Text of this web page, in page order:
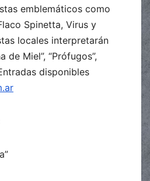
emblemáticos como
Spinetta, Virus y
locales interpretarán
de Miel”, “Prófugos”,
disponibles